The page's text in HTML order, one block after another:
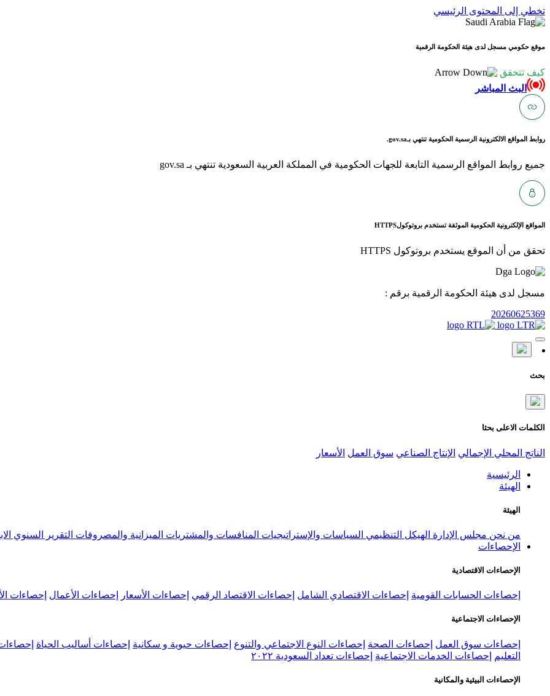
تخطي إلى المحتوى الرئيسي
موقع حكومي مسجل لدى هيئة الحكومة الرقمية
كيف تتحقق
البث المباشر
روابط المواقع الالكترونية الرسمية الحكومية تنتهي بـgov.sa.
جميع روابط المواقع الرسمية التابعة للجهات الحكومية في المملكة العربية السعودية تنتهي بـ gov.sa
المواقع الإلكترونية الحكومية الموثقة تستخدم بروتوكولHTTPS
تحقق من أن الموقع يستخدم بروتوكول HTTPS
مسجل لدى هيئة الحكومة الرقمية برقم :
20260625369
بحث
الكلمات الاعلى بحثا
الناتج المحلي الإجمالي الإنتاج الصناعي سوق العمل الأسعار
الرئيسية
الهيئة
الهيئة
من نحن مجلس الإدارة الهيكل التنظيمي السياسات والإستراتيجيات المنافسات والمشتريات الميزانية والمصروفات التقرير السنوي
الإحصاءات
الإحصاءات الاقتصادية
إحصاءات الحسابات القومية إحصاءات الاقتصادي الشامل إحصاءات الاقتصاد الرقمي إحصاءات الأسعار إحصاءات الأعمال إحصاءات
الإحصاءات الاجتماعية
إحصاءات سوق العمل إحصاءات الصحة إحصاءات النوع الاجتماعي والتنوع إحصاءات حيوية و سكانية إحصاءات أساليب الحياة
التعليم
إحصاءات الخدمات الاجتماعية إحصاءات تعداد السعودية ٢٠٢٢
الإحصاءات البيئية والمكانية